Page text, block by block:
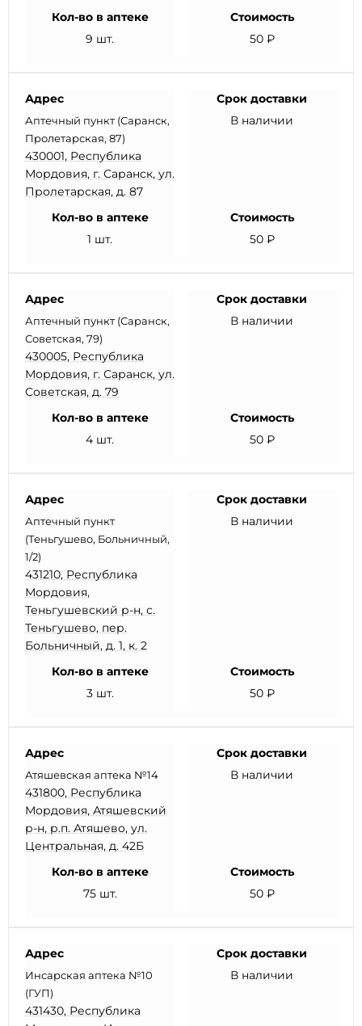
Кол-во в аптеке
9 шт.
Стоимость
50 ₽
Адрес
Аптечный пункт (Саранск,
Пролетарская, 87)
430001, Республика
Мордовия, г. Саранск, ул.
Пролетарская, д. 87
Срок доставки
В наличии
Кол-во в аптеке
1 шт.
Стоимость
50 ₽
Адрес
Аптечный пункт (Саранск,
Советская, 79)
430005, Республика
Мордовия, г. Саранск, ул.
Советская, д. 79
Срок доставки
В наличии
Кол-во в аптеке
4 шт.
Стоимость
50 ₽
Адрес
Аптечный пункт
(Теньгушево, Больничный,
1/2)
431210, Республика
Мордовия,
Теньгушевский р-н, с.
Теньгушево, пер.
Больничный, д. 1, к. 2
Срок доставки
В наличии
Кол-во в аптеке
3 шт.
Стоимость
50 ₽
Адрес
Атяшевская аптека №14
431800, Республика
Мордовия, Атяшевский
р-н, р.п. Атяшево, ул.
Центральная, д. 42Б
Срок доставки
В наличии
Кол-во в аптеке
75 шт.
Стоимость
50 ₽
Адрес
Инсарская аптека №10
(ГУП)
431430, Республика
Срок доставки
В наличии